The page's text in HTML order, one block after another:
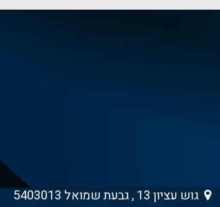
גוש עציון 13 , גבעת שמואל 5403013